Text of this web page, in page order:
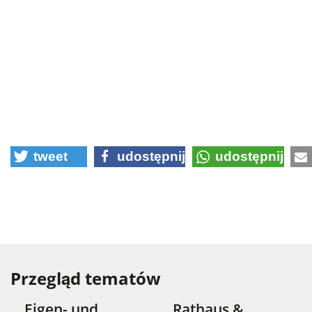
tweet udostępnij udostępnij
Przegląd tematów